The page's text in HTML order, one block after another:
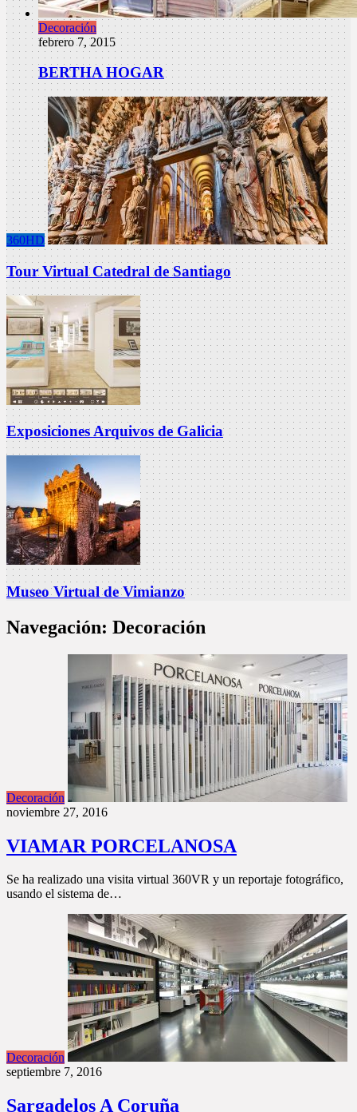
Decoración
febrero 7, 2015
BERTHA HOGAR
360HD
Tour Virtual Catedral de Santiago
Exposiciones Arquivos de Galicia
Museo Virtual de Vimianzo
Navegación: Decoración
Decoración
noviembre 27, 2016
VIAMAR PORCELANOSA
Se ha realizado una visita virtual 360VR y un reportaje fotográfico,
usando el sistema de…
Decoración
septiembre 7, 2016
Sargadelos A Coruña